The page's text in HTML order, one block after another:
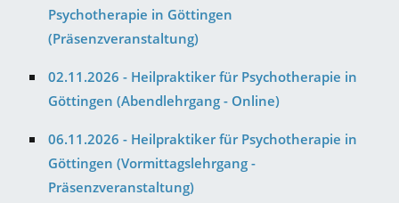
Psychotherapie in Göttingen
(Präsenzveranstaltung)
02.11.2026 - Heilpraktiker für Psychotherapie in
Göttingen (Abendlehrgang - Online)
06.11.2026 - Heilpraktiker für Psychotherapie in
Göttingen (Vormittagslehrgang -
Präsenzveranstaltung)